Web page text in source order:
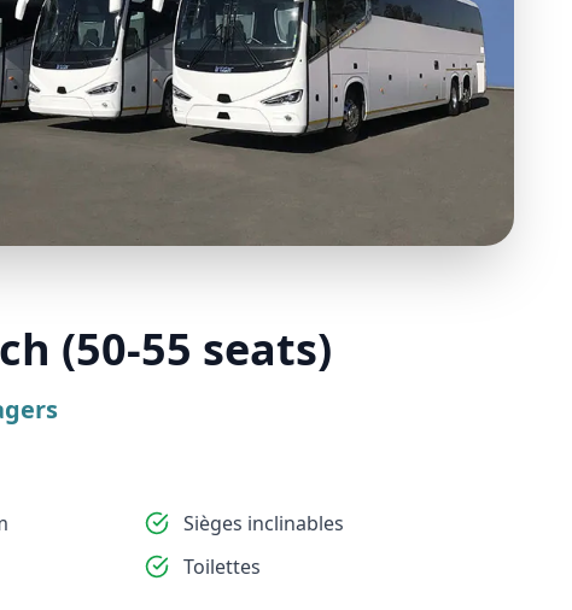
(50-55 seats)
Sièges inclinables
Toilettes